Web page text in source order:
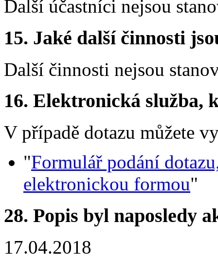
Další účastníci nejsou
15. Jaké další činnosti
Další činnosti nejsou
16. Elektronická služba,
V případě dotazu můžete
"Formulář podání
elektronickou formou"
28. Popis byl naposledy
17.04.2018